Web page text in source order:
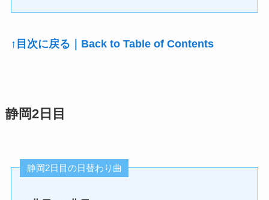
↑目次に戻る｜Back to Table of Contents
静岡2日目
静岡2日目の日替わり曲